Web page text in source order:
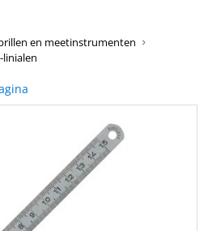
en meetinstrumenten
linialen